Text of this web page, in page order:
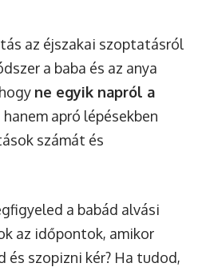
az éjszakai szoptatásról
a baba és az anya
ne egyik napról a
hanem apró lépésekben
számát és
a babád alvási
az időpontok, amikor
és szopizni kér? Ha tudod,